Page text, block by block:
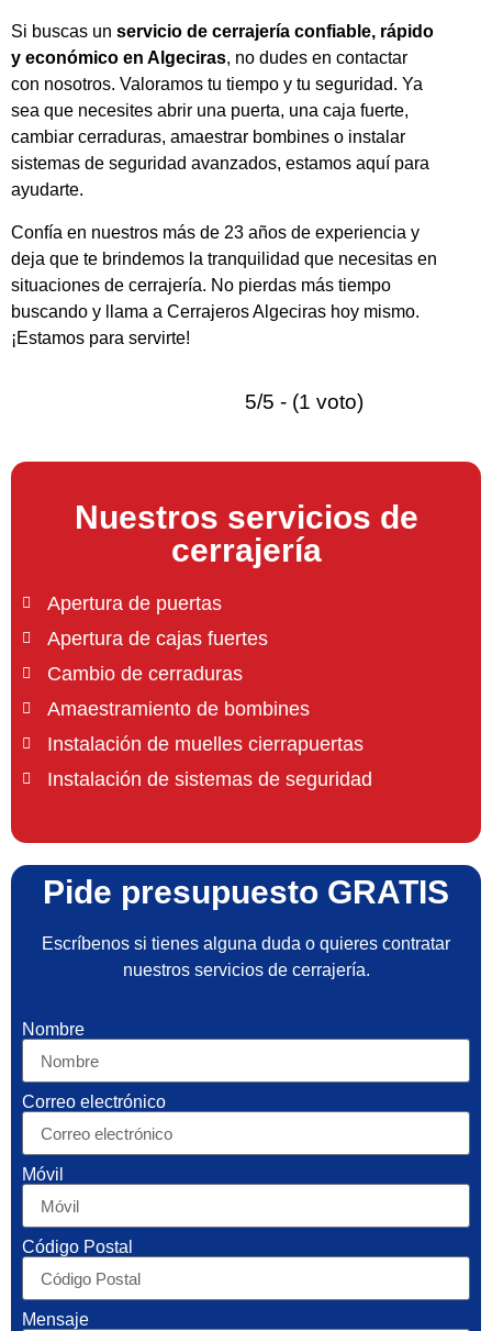
Si buscas un servicio de cerrajería confiable, rápido
y económico en Algeciras, no dudes en contactar
con nosotros. Valoramos tu tiempo y tu seguridad. Ya
sea que necesites abrir una puerta, una caja fuerte,
cambiar cerraduras, amaestrar bombines o instalar
sistemas de seguridad avanzados, estamos aquí para
ayudarte.
Confía en nuestros más de 23 años de experiencia y
deja que te brindemos la tranquilidad que necesitas en
situaciones de cerrajería. No pierdas más tiempo
buscando y llama a Cerrajeros Algeciras hoy mismo.
¡Estamos para servirte!
5/5 - (1 voto)
Nuestros servicios de
cerrajería
Apertura de puertas
Apertura de cajas fuertes
Cambio de cerraduras
Amaestramiento de bombines
Instalación de muelles cierrapuertas
Instalación de sistemas de seguridad
Pide presupuesto GRATIS
Escríbenos si tienes alguna duda o quieres contratar
nuestros servicios de cerrajería.
Nombre
Correo electrónico
Móvil
Código Postal
Mensaje